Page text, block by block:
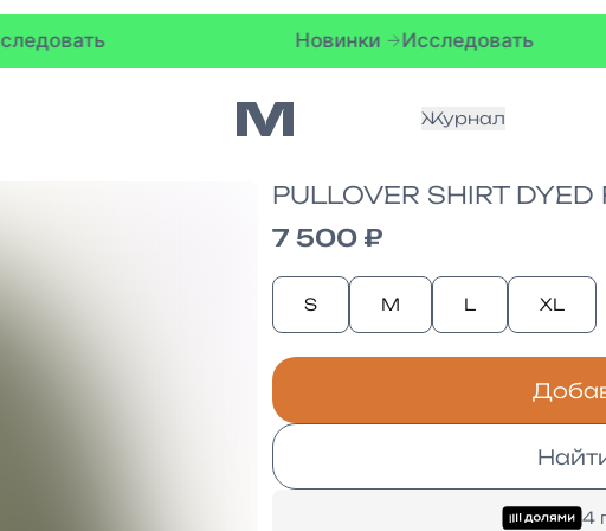
Исследовать
Журнал
PULLOVER SHIRT DYED
7 500 ₽
S M L XL
4